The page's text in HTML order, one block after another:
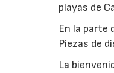
playas de
En la parte
Piezas de
La